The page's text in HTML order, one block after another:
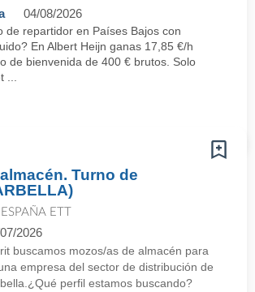
04/08/2026
de repartidor en Países Bajos con
En Albert Heijn ganas 17,85 €/h
de bienvenida de 400 € brutos. Solo
Turno de
ETT
2026
buscamos mozos/as de almacén para
empresa del sector de distribución de
perfil estamos buscando?